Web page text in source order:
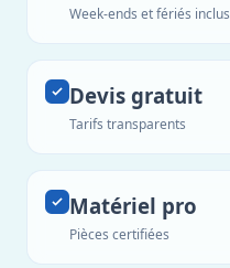
Week-ends et fériés inclus
Devis gratuit
Tarifs transparents
Matériel pro
Pièces certifiées